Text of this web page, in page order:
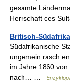
gesamte
Herrschaft des
Britisch-Südafrika
Südafrikanische
ungemein rasch
im Jahre 1860
nach… …